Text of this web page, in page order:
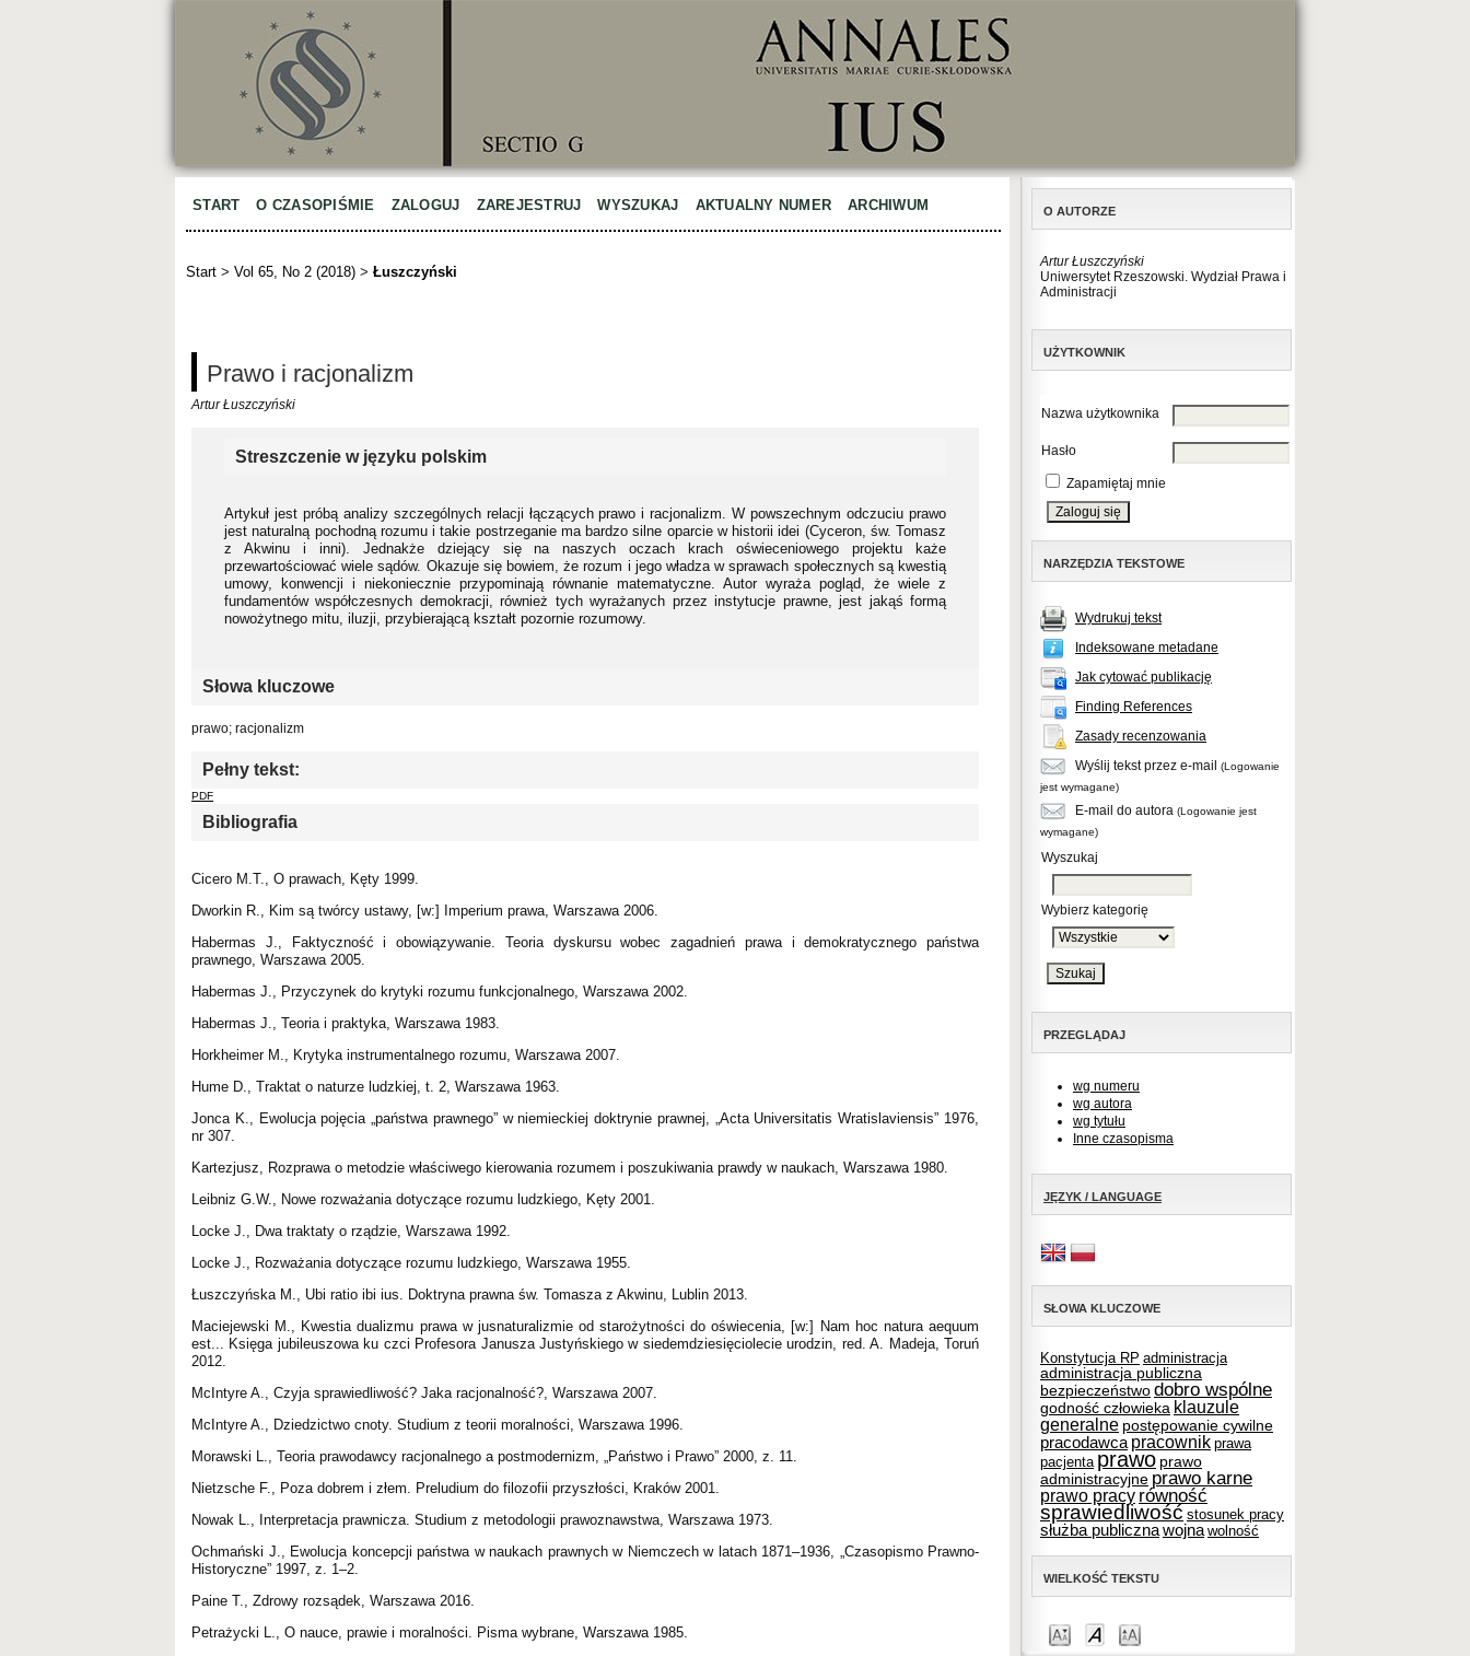
O AUTORZE
Artur Łuszczyński
Uniwersytet Rzeszowski. Wydział Prawa i
Administracji
UŻYTKOWNIK
Nazwa użytkownika
Hasło
Zapamiętaj mnie
NARZĘDZIA TEKSTOWE
Wydrukuj tekst
Indeksowane metadane
Jak cytować publikację
Finding References
Zasady recenzowania
Wyślij tekst przez e-mail
(Logowanie
jest wymagane)
E-mail do autora (Logowanie jest
wymagane)
Wyszukaj
Wybierz kategorię
PRZEGLĄDAJ
wg numeru
wg autora
wg tytułu
Inne czasopisma
JĘZYK / LANGUAGE
SŁOWA KLUCZOWE
Konstytucja RP administracja
administracja publiczna
bezpieczeństwo dobro wspólne
godność człowieka klauzule
generalne postępowanie cywilne
pracodawca pracownik prawa
pacjenta prawo prawo
administracyjne prawo karne
prawo pracy równość
sprawiedliwość stosunek pracy
służba publicznawojna wolność
WIELKOŚĆ TEKSTU
START O CZASOPIŚMIE ZALOGUJ ZAREJESTRUJ WYSZUKAJ AKTUALNY NUMER ARCHIWUM
Start > Vol 65, No 2 (2018) > Łuszczyński
Prawo i racjonalizm
Artur Łuszczyński
Streszczenie w języku polskim
Artykuł jest próbą analizy szczególnych relacji łączących prawo i racjonalizm. W powszechnym odczuciu prawo
jest naturalną pochodną rozumu i takie postrzeganie ma bardzo silne oparcie w historii idei (Cyceron, św. Tomasz
z Akwinu i inni). Jednakże dziejący się na naszych oczach krach oświeceniowego projektu każe
przewartościować wiele sądów. Okazuje się bowiem, że rozum i jego władza w sprawach społecznych są kwestią
umowy, konwencji i niekoniecznie przypominają równanie matematyczne. Autor wyraża pogląd, że wiele z
fundamentów współczesnych demokracji, również tych wyrażanych przez instytucje prawne, jest jakąś formą
nowożytnego mitu, iluzji, przybierającą kształt pozornie rozumowy.
Słowa kluczowe
prawo; racjonalizm
Pełny tekst:
PDF
Bibliografia
Cicero M.T., O prawach, Kęty 1999.
Dworkin R., Kim są twórcy ustawy, [w:] Imperium prawa, Warszawa 2006.
Habermas J., Faktyczność i obowiązywanie. Teoria dyskursu wobec zagadnień prawa i demokratycznego państwa
prawnego, Warszawa 2005.
Habermas J., Przyczynek do krytyki rozumu funkcjonalnego, Warszawa 2002.
Habermas J., Teoria i praktyka, Warszawa 1983.
Horkheimer M., Krytyka instrumentalnego rozumu, Warszawa 2007.
Hume D., Traktat o naturze ludzkiej, t. 2, Warszawa 1963.
Jonca K., Ewolucja pojęcia „państwa prawnego” w niemieckiej doktrynie prawnej, „Acta Universitatis Wratislaviensis” 1976,
nr 307.
Kartezjusz, Rozprawa o metodzie właściwego kierowania rozumem i poszukiwania prawdy w naukach, Warszawa 1980.
Leibniz G.W., Nowe rozważania dotyczące rozumu ludzkiego, Kęty 2001.
Locke J., Dwa traktaty o rządzie, Warszawa 1992.
Locke J., Rozważania dotyczące rozumu ludzkiego, Warszawa 1955.
Łuszczyńska M., Ubi ratio ibi ius. Doktryna prawna św. Tomasza z Akwinu, Lublin 2013.
Maciejewski M., Kwestia dualizmu prawa w jusnaturalizmie od starożytności do oświecenia, [w:] Nam hoc natura aequum
est... Księga jubileuszowa ku czci Profesora Janusza Justyńskiego w siedemdziesięciolecie urodzin, red. A. Madeja, Toruń
2012.
McIntyre A., Czyja sprawiedliwość? Jaka racjonalność?, Warszawa 2007.
McIntyre A., Dziedzictwo cnoty. Studium z teorii moralności, Warszawa 1996.
Morawski L., Teoria prawodawcy racjonalnego a postmodernizm, „Państwo i Prawo” 2000, z. 11.
Nietzsche F., Poza dobrem i złem. Preludium do filozofii przyszłości, Kraków 2001.
Nowak L., Interpretacja prawnicza. Studium z metodologii prawoznawstwa, Warszawa 1973.
Ochmański J., Ewolucja koncepcji państwa w naukach prawnych w Niemczech w latach 1871–1936, „Czasopismo Prawno-
Historyczne” 1997, z. 1–2.
Paine T., Zdrowy rozsądek, Warszawa 2016.
Petrażycki L., O nauce, prawie i moralności. Pisma wybrane, Warszawa 1985.